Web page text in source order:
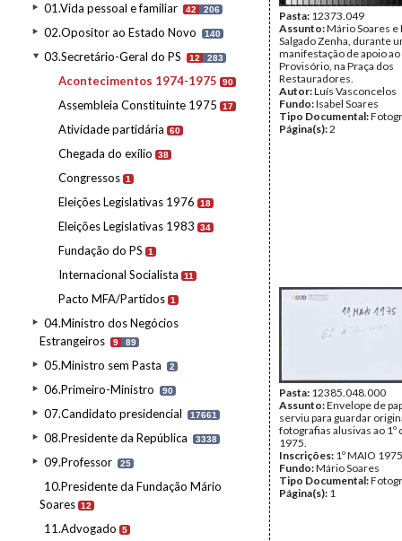
01.Vida pessoal e familiar 42 206
02.Opositor ao Estado Novo 140
03.Secretário-Geral do PS 12 283
Acontecimentos 1974-1975 90
Assembleia Constituinte 1975 17
Atividade partidária 60
Chegada do exílio 38
Congressos 1
Eleições Legislativas 1976 18
Eleições Legislativas 1983 34
Fundação do PS 1
Internacional Socialista 11
Pacto MFA/Partidos 1
04.Ministro dos Negócios
Estrangeiros
9 89
05.Ministro sem Pasta 2
06.Primeiro-Ministro 90
07.Candidato presidencial 17661
08.Presidente da República 3338
09.Professor 25
10.Presidente da Fundação Mário
Soares 12
11.Advogado 5
Pasta: 12373.049
Assunto:Mário Soares e
Salgado Zenha, durante
manifestação de apoio
Provisório, na Praça dos
Restauradores.
Autor:Luís Vasconcelos
Fundo:Isabel Soares
Tipo Documental:
Página(s):2
Pasta: 12385.048.000
Assunto:Envelope de
serviu para guardar
fotografias alusivas ao 1º
1975.
Inscrições: 1º MAIO 1975
Fundo:Mário Soares
Tipo Documental:
Página(s): 1